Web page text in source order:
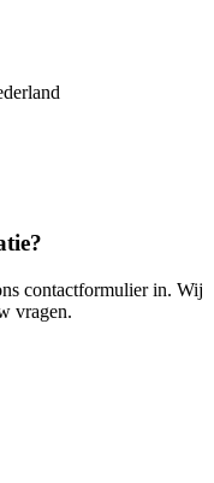
contactformulier in. Wij
vragen.